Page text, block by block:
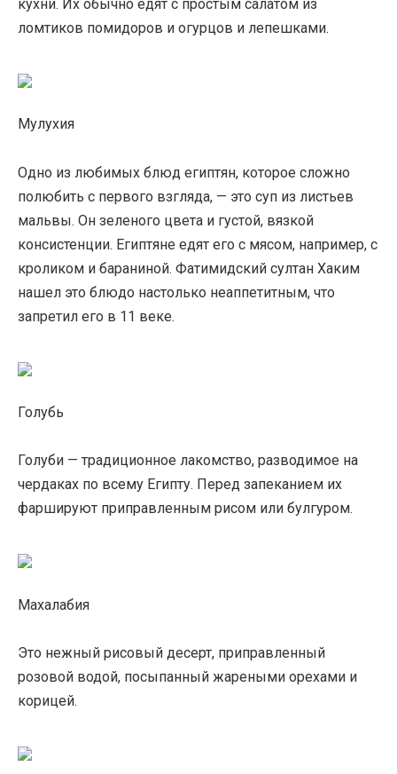
кухни. Их обычно едят с простым салатом из
ломтиков помидоров и огурцов и лепешками.
Мулухия
Одно из любимых блюд египтян, которое сложно
полюбить с первого взгляда, — это суп из листьев
мальвы. Он зеленого цвета и густой, вязкой
консистенции. Египтяне едят его с мясом, например, с
кроликом и бараниной. Фатимидский султан Хаким
нашел это блюдо настолько неаппетитным, что
запретил его в 11 веке.
Голубь
Голуби — традиционное лакомство, разводимое на
чердаках по всему Египту. Перед запеканием их
фаршируют приправленным рисом или булгуром.
Махалабия
Это нежный рисовый десерт, приправленный
розовой водой, посыпанный жареными орехами и
корицей.